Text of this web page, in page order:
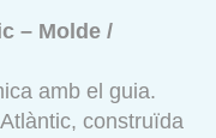
– Molde /
amb el guia.
construïda